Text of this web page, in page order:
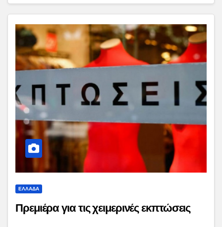
ΕΛΛΑΔΑ
Πρεμιέρα για τις χειμερινές εκπτώσεις